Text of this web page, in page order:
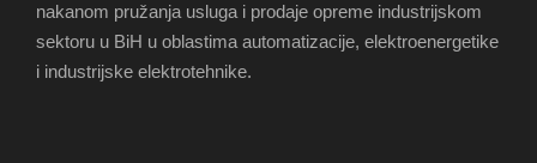
nakanom pružanja usluga i prodaje opreme industrijskom
sektoru u BiH u oblastima automatizacije, elektroenergetike
i industrijske elektrotehnike.